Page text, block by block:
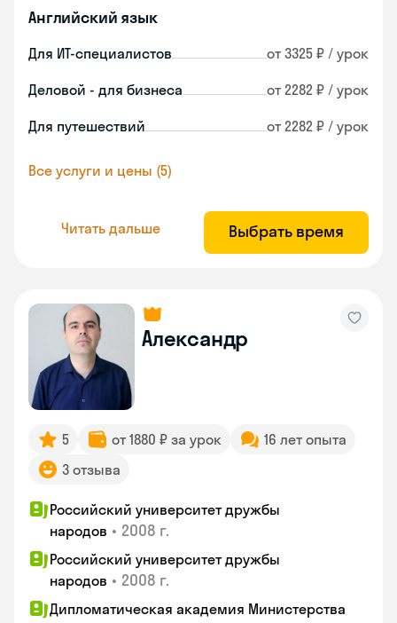
Английский язык
Для ИТ-специалистов от 3325 ₽ / урок
Деловой - для бизнеса от 2282 ₽ / урок
Для путешествий от 2282 ₽ / урок
Все услуги и цены (5)
Читать дальше Выбрать время
Александр
5 от 1880 ₽ за урок
16 лет опыта
3 отзыва
Российский университет дружбы
народов • 2008 г.
Российский университет дружбы
народов • 2008 г.
Дипломатическая академия Министерства